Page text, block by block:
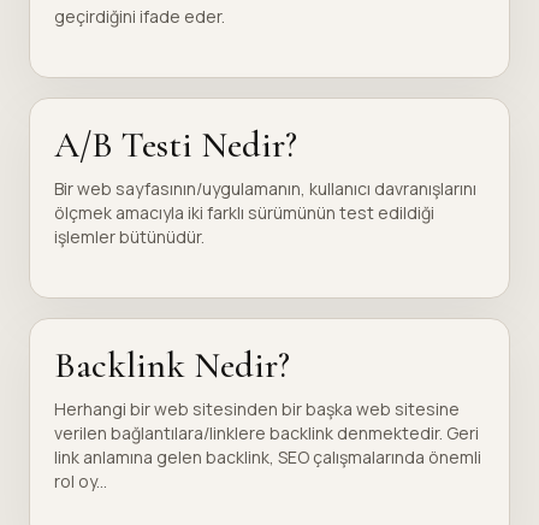
geçirdiğini ifade eder.
A/B Testi Nedir?
Bir web sayfasının/uygulamanın, kullanıcı davranışlarını
ölçmek amacıyla iki farklı sürümünün test edildiği
işlemler bütünüdür.
Backlink Nedir?
Herhangi bir web sitesinden bir başka web sitesine
verilen bağlantılara/linklere backlink denmektedir. Geri
link anlamına gelen backlink, SEO çalışmalarında önemli
rol oy...